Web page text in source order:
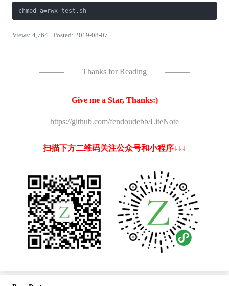
chmod a=rwx test.sh
Views: 4,764 · Posted: 2019-08-07
——— Thanks for Reading ———
Give me a Star, Thanks:)
https://github.com/fendoudebb/LiteNote
扫描下方二维码关注公众号和小程序↓↓↓